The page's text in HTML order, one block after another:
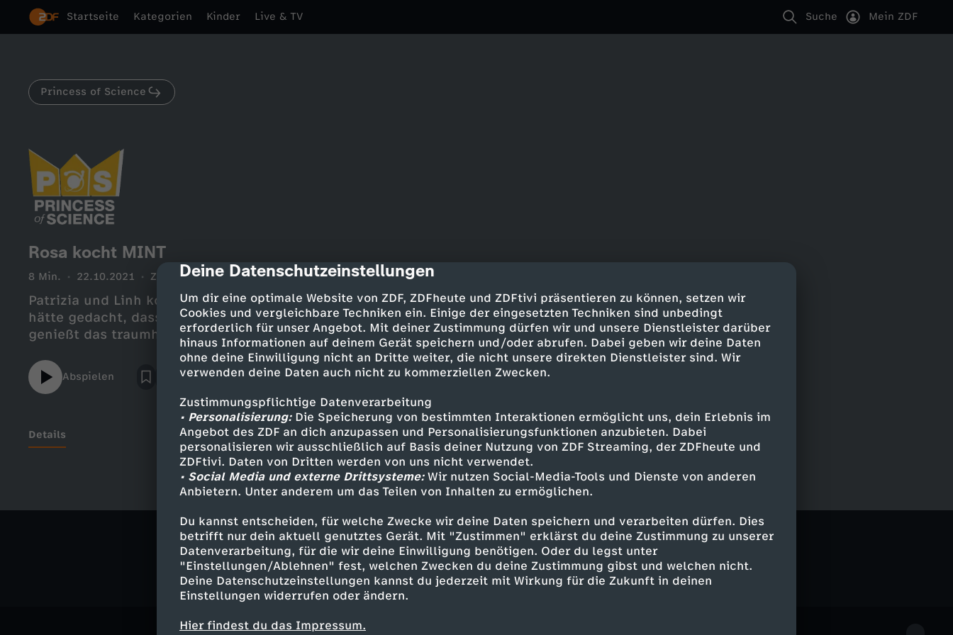
cmp-dialog-description
Deine Datenschutzeinstellungen
Um dir eine optimale Website von ZDF, ZDFheute und ZDFtivi präsentieren zu können, setzen wir
Cookies und vergleichbare Techniken ein. Einige der eingesetzten Techniken sind unbedingt
erforderlich für unser Angebot. Mit deiner Zustimmung dürfen wir und unsere Dienstleister darüber
hinaus Informationen auf deinem Gerät speichern und/oder abrufen. Dabei geben wir deine Daten
ohne deine Einwilligung nicht an Dritte weiter, die nicht unsere direkten Dienstleister sind. Wir
verwenden deine Daten auch nicht zu kommerziellen Zwecken.
Zustimmungspflichtige Datenverarbeitung
• Personalisierung:Die Speicherung von bestimmten Interaktionen ermöglicht uns, dein Erlebnis im
Angebot des ZDF an dich anzupassen und Personalisierungsfunktionen anzubieten. Dabei
personalisieren wir ausschließlich auf Basis deiner Nutzung von ZDF Streaming, der ZDFheute und
ZDFtivi. Daten von Dritten werden von uns nicht verwendet.
• Social Media und externe Drittsysteme:Wir nutzen Social-Media-Tools und Dienste von anderen
Anbietern. Unter anderem um das Teilen von Inhalten zu ermöglichen.
Du kannst entscheiden, für welche Zwecke wir deine Daten speichern und verarbeiten dürfen. Dies
betrifft nur dein aktuell genutztes Gerät. Mit "Zustimmen" erklärst du deine Zustimmung zu unserer
Datenverarbeitung, für die wir deine Einwilligung benötigen. Oder du legst unter
"Einstellungen/Ablehnen" fest, welchen Zwecken du deine Zustimmung gibst und welchen nicht.
Deine Datenschutzeinstellungen kannst du jederzeit mit Wirkung für die Zukunft in deinen
Einstellungen widerrufen oder ändern.
Hier findest du das Impressum.
Startseite Kategorien Kinder Live & TV Suche Mein ZDF
Princess of Science
Rosa kocht MINT
8 Min. 22.10.2021 ZDFtivi
Patrizia und Linh kochen mit Rosa Roderigo ein veganes MINT-Menü. Wer
hätte gedacht, dass Wissenschaft so gut schmecken kann? Kocht mit und
genießt das traumhafte MINT-Menü.
Abspielen
Details
Princess of Science